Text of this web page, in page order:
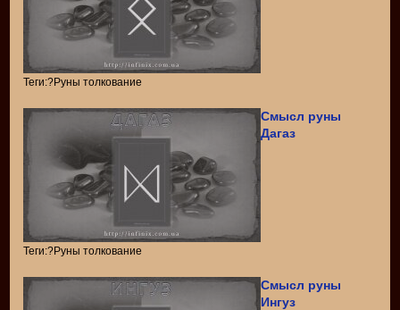
Теги:?Руны толкование
Смысл руны
Дагаз
Теги:?Руны толкование
Смысл руны
Ингуз